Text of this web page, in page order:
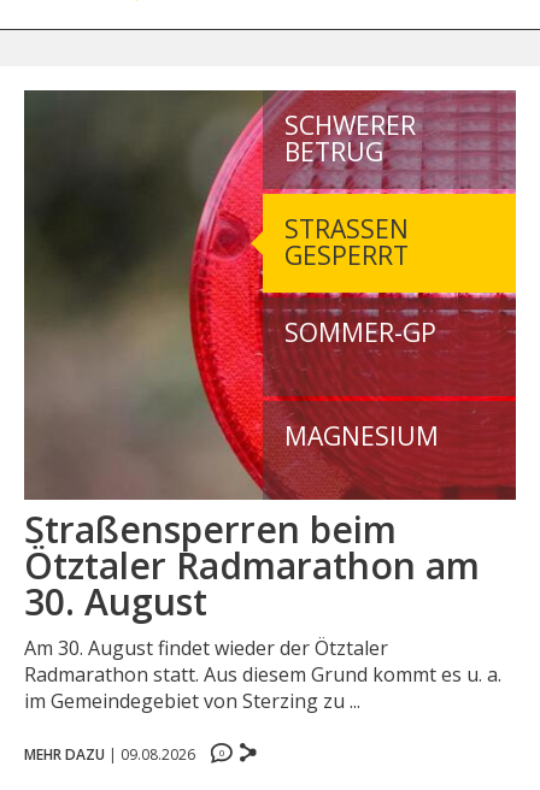
SCHWERER
BETRUG
STRASSEN G
ESPERRT
SOMMER-GP
MAGNESIUM
Straßensperren beim
Ötztaler Radmarathon am
30. August
Am 30. August findet wieder der Ötztaler
Radmarathon statt. Aus diesem Grund kommt es u. a.
im Gemeindegebiet von Sterzing zu ...
MEHR DAZU | 09.08.2026 0
0